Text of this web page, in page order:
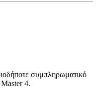
συμπληρωματικό
4.